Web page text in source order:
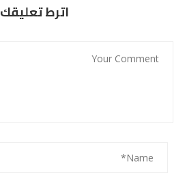
اترط تعليقك